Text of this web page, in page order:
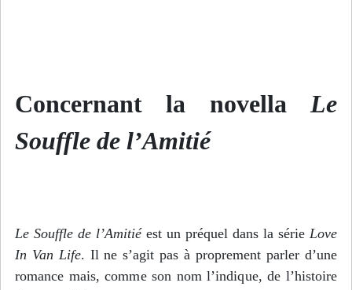
Concernant la novellaLe
Souffle de l’Amitié
Le Souffle de l’Amitiéest un préquel dans la série Love
In Van Life. Il ne s’agit pas à proprement parler d’une
romance mais, comme son nom l’indique, de l’histoire